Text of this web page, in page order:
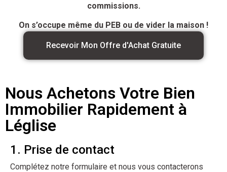
commissions.
On s’occupe même du PEB ou de vider la maison !
Recevoir Mon Offre d'Achat Gratuite
Nous Achetons Votre Bien
Immobilier Rapidement à
Léglise
1. Prise de contact
Complétez notre formulaire et nous vous contacterons